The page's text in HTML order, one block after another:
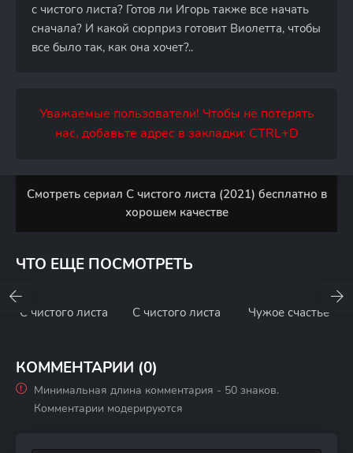
с чистого листа? Готов ли Игорь также все начать
сначала? И какой сюрприз готовит Виолетта, чтобы
все было так, как она хочет?..
Уважаемые пользователи! Чтобы не потерять
нас, добавьте адрес в закладки: CTRL+D
Смотреть сериал С чистого листа (2021) бесплатно в
хорошем качестве
ЧТО ЕЩЕ ПОСМОТРЕТЬ
С чистого листа С чистого листа Чужое счастье
КОММЕНТАРИИ (0)
Минимальная длина комментария - 50 знаков.
Комментарии модерируются